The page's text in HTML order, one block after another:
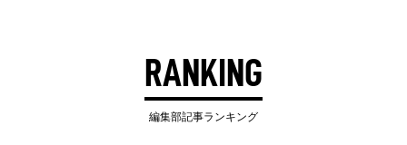
RANKING
編集部記事ランキング